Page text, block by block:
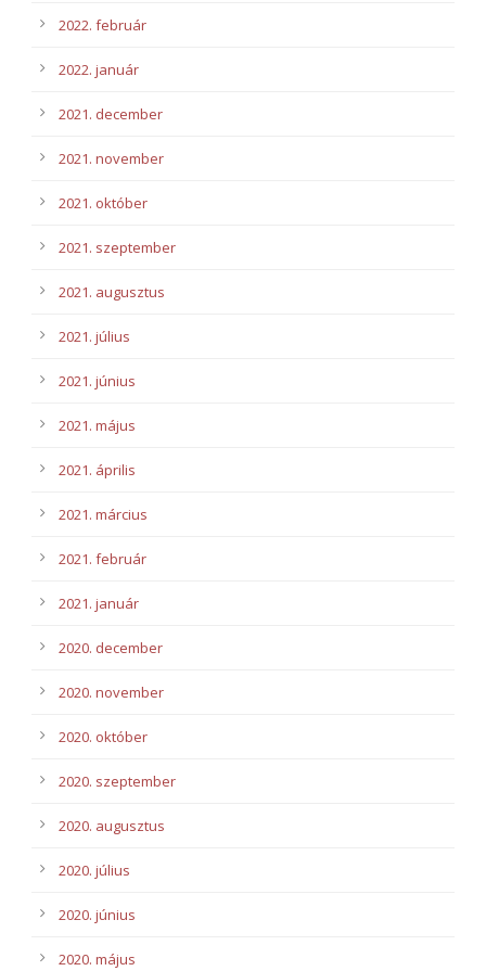
2022. február
2022. január
2021. december
2021. november
2021. október
2021. szeptember
2021. augusztus
2021. július
2021. június
2021. május
2021. április
2021. március
2021. február
2021. január
2020. december
2020. november
2020. október
2020. szeptember
2020. augusztus
2020. július
2020. június
2020. május